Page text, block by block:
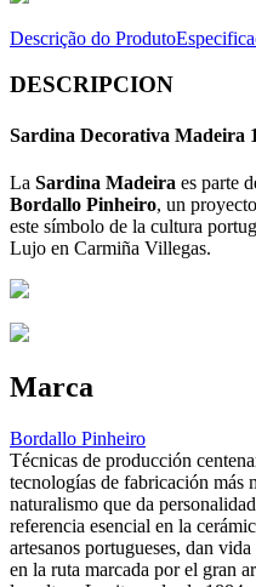
Descrição do Produto
DESCRIPCION
Sardina Decorativa Madeira
La Sardina Madeira es parte
Bordallo Pinheiro, un
este símbolo de la cultura
Lujo en Carmiña Villegas.
Marca
Bordallo Pinheiro
Técnicas de producción
tecnologías de fabricación más
naturalismo que da
referencia esencial en la
artesanos portugueses, dan
en la ruta marcada por el gran